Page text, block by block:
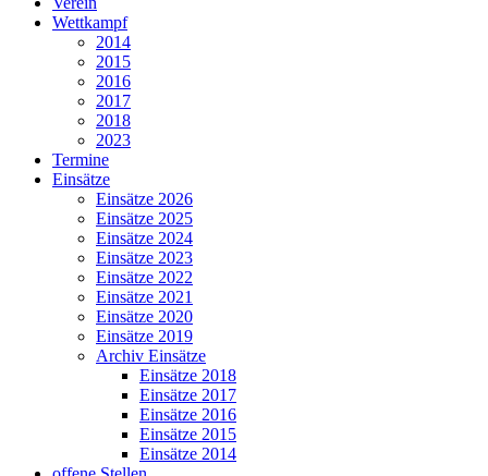
Wettkampf
2014
2015
2016
2017
2018
2023
Termine
Einsätze
Einsätze 2026
Einsätze 2025
Einsätze 2024
Einsätze 2023
Einsätze 2022
Einsätze 2021
Einsätze 2020
Einsätze 2019
Archiv Einsätze
Einsätze 2018
Einsätze 2017
Einsätze 2016
Einsätze 2015
Einsätze 2014